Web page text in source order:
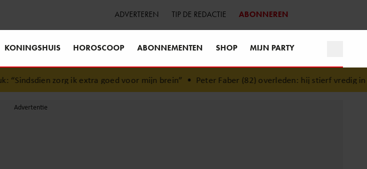
ADVERTEREN TIP DE REDACTIE ABONNEREN
KONINGSHUIS HOROSCOOP ABONNEMENTEN SHOP MIJN PARTY
zorg ik extra goed voor mijn brein”•Peter Faber (82) overleden: hij stierf vredig in het